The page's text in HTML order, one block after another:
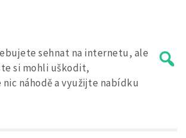
sehnat na internetu, ale
si mohli uškodit,
náhodě a využijte nabídku